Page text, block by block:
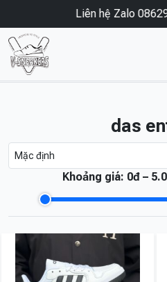
Liên hệ Zalo
das
Khoảng giá: 0đ –